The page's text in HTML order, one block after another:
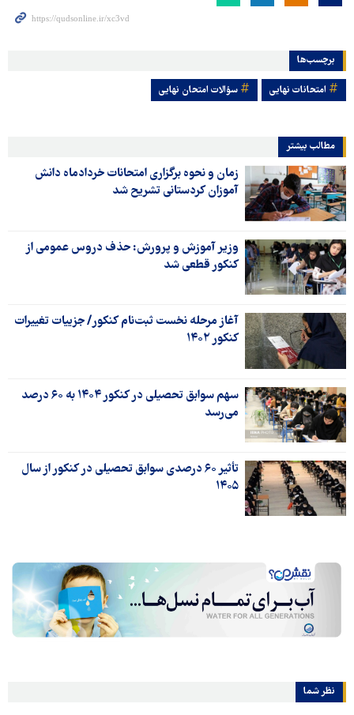
برچسب‌ها
امتحانات نهایی سؤالات امتحان نهایی
مطالب بیشتر
زمان و نحوه برگزاری امتحانات خردادماه دانش
آموزان کردستانی تشریح شد
وزیر آموزش و پرورش: حذف دروس عمومی از
کنکور قطعی شد
آغاز مرحله نخست ثبت‌نام کنکور/ جزییات تغییرات
کنکور ۱۴۰۲
سهم سوابق تحصیلی در کنکور ۱۴۰۴ به ۶۰ درصد
می‌رسد
تأثیر ۶۰ درصدی سوابق تحصیلی در کنکور از سال
۱۴۰۵
نظر شما